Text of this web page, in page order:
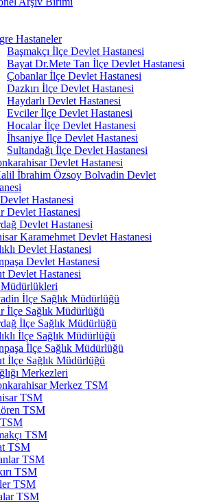
Hastaneler
Başmakçı İlçe Devlet Hastanesi
Bayat Dr.Mete Tan İlçe Devlet Hastanesi
Çobanlar İlçe Devlet Hastanesi
Dazkırı İlçe Devlet Hastanesi
Haydarlı Devlet Hastanesi
Evciler İlçe Devlet Hastanesi
Hocalar İlçe Devlet Hastanesi
İhsaniye İlçe Devlet Hastanesi
Sultandağı İlçe Devlet Hastanesi
Devlet Hastanesi
İbrahim Özsoy Bolvadin Devlet
Hastanesi
Devlet Hastanesi
Devlet Hastanesi
Karamehmet Devlet Hastanesi
Devlet Hastanesi
Devlet Hastanesi
Devlet Hastanesi
Müdürlükleri
İlçe Sağlık Müdürlüğü
İlçe Sağlık Müdürlüğü
İlçe Sağlık Müdürlüğü
İlçe Sağlık Müdürlüğü
İlçe Sağlık Müdürlüğü
İlçe Sağlık Müdürlüğü
Merkezleri
Merkez TSM
TSM
TSM
TSM
TSM
TSM
TSM
TSM
TSM